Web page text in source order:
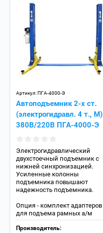
Артикул:ПГА-4000-Э
Автоподъемник 2-х ст.
(электрогидравл. 4 т., М)
380В/220В ПГА-4000-Э
Электрогидравлический
двухстоечный подъемник с
нижней синхронизацией.
Усиленные колонны
подъемника повышают
надежность подъемника.
Опция - комплект адаптеров
для подъема рамных а/м
Производитель: